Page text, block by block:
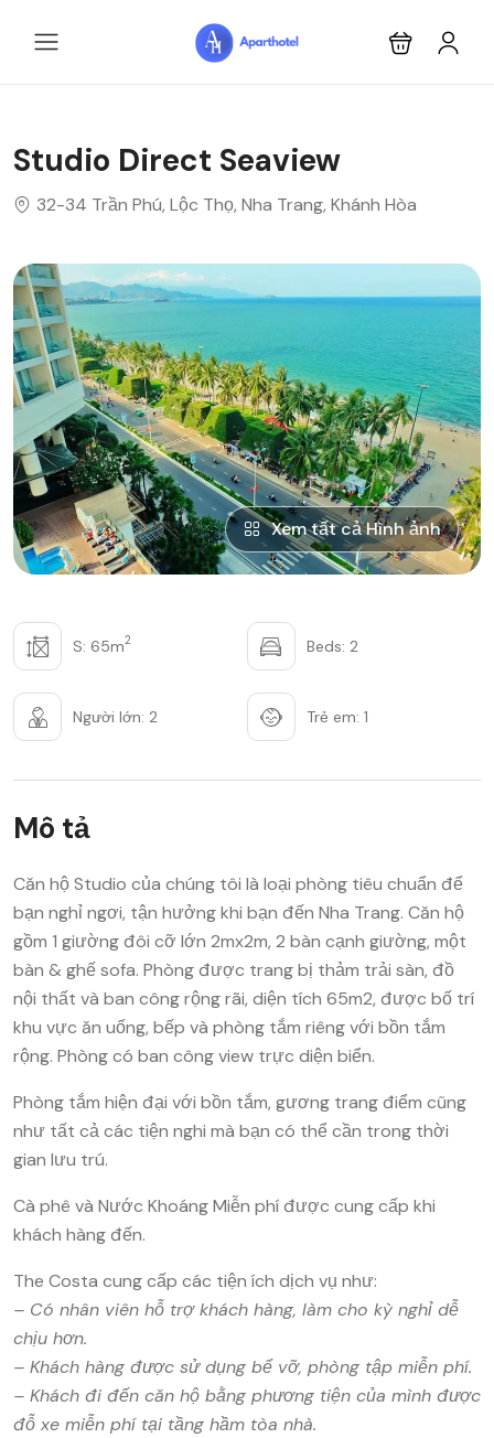
Studio Direct Seaview
32-34 Trần Phú, Lộc Thọ, Nha Trang, Khánh Hòa
Xem tất cả Hình ảnh
S: 65m2 Beds: 2
Người lớn: 2 Trẻ em: 1
Mô tả
Căn hộ Studio của chúng tôi là loại phòng tiêu chuẩn để
bạn nghỉ ngơi, tận hưởng khi bạn đến Nha Trang. Căn hộ
gồm 1 giường đôi cỡ lớn 2mx2m, 2 bàn cạnh giường, một
bàn & ghế sofa. Phòng được trang bị thảm trải sàn, đồ
nội thất và ban công rộng rãi, diện tích 65m2, được bố trí
khu vực ăn uống, bếp và phòng tắm riêng với bồn tắm
rộng. Phòng có ban công view trực diện biển.
Phòng tắm hiện đại với bồn tắm, gương trang điểm cũng
như tất cả các tiện nghi mà bạn có thể cần trong thời
gian lưu trú.
Cà phê và Nước Khoáng Miễn phí được cung cấp khi
khách hàng đến.
The Costa cung cấp các tiện ích dịch vụ như:
– Có nhân viên hỗ trợ khách hàng, làm cho kỳ nghỉ dễ
chịu hơn.
– Khách hàng được sử dụng bể vỡ, phòng tập miễn phí.
– Khách đi đến căn hộ bằng phương tiện của mình được
đỗ xe miễn phí tại tầng hầm tòa nhà.